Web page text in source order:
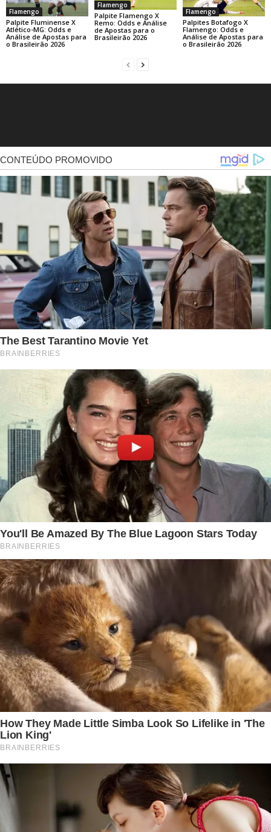
Flamengo
Palpite Fluminense X
Atlético-MG: Odds e
Análise de Apostas para
o Brasileirão 2026
Flamengo
Palpite Flamengo X
Remo: Odds e Análise
de Apostas para o
Brasileirão 2026
Flamengo
Palpites Botafogo X
Flamengo: Odds e
Análise de Apostas para
o Brasileirão 2026